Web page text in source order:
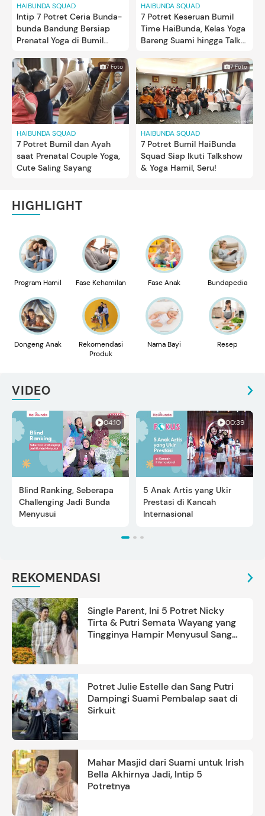
HAIBUNDA SQUAD
Intip 7 Potret Ceria Bunda-
bunda Bandung Bersiap
Prenatal Yoga di Bumil
HAIBUNDA SQUAD
7 Potret Keseruan Bumil
Time HaiBunda, Kelas Yoga
Bareng Suami hingga Talk
7 Foto
HAIBUNDA SQUAD
7 Potret Bumil dan Ayah
saat Prenatal Couple Yoga,
Cute Saling Sayang
7 Foto
HAIBUNDA SQUAD
7 Potret Bumil HaiBunda
Squad Siap Ikuti Talkshow
& Yoga Hamil, Seru!
HIGHLIGHT
Program Hamil Fase Kehamilan Fase Anak Bundapedia
Dongeng Anak
Rekomendasi
Produk
Nama Bayi Resep
VIDEO
04:10
Blind Ranking, Seberapa
Challenging Jadi Bunda
Menyusui
00:39
5 Anak Artis yang Ukir
Prestasi di Kancah
Internasional
REKOMENDASI
Single Parent, Ini 5 Potret Nicky
Tirta & Putri Semata Wayang yang
Tingginya Hampir Menyusul Sang
Potret Julie Estelle dan Sang Putri
Dampingi Suami Pembalap saat di
Sirkuit
Mahar Masjid dari Suami untuk Irish
Bella Akhirnya Jadi, Intip 5
Potretnya